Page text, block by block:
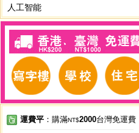
人工智能
運費平 ：購滿NT$2000台灣免運費